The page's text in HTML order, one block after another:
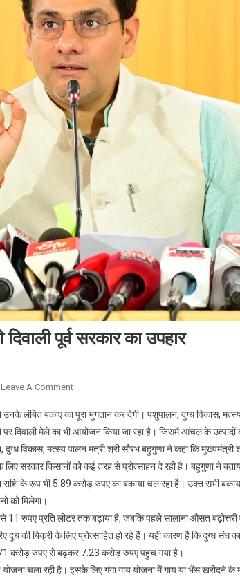
पूर्व सरकार का उपहार
Leave A CommentOn
हजार
दुग्ध
उत्पादक
किसानों
को
पूर्व
सरकार
उनके लंबित बकाए का पूरा भुगतान कर देगी। पशुपालन, दुग्ध विकास,
दिवाली मेले का भी आयोजन किया जा रहा है। जिसमें आंचल के उत्पादों
विकास, मत्स्य पालन मंत्री श्री सौरभ बहुगुणा ने कहा कि मुख्यमंत्री
सरकार किसानों को कई तरह से प्रोत्साहन दे रही है। बहुगुणा ने
के रूप भी 5.89 करोड़ रुपए का बकाया चल रहा है। उक्त सभी
को मिलेगा।
11 रुपए प्रति लीटर तक बढ़ाया है, जबकि पहले सालाना औसत
की बिक्री के लिए प्रोत्साहित हो रहे हैं। यही कारण है कि दुग्ध संघ
करोड़ रुपए से बढ़कर 7.23 करोड़ रुपए पहुंच गया है।
चला रही है। इसके लिए गंगा गाय योजना में गाय या भैंस खरीदने के